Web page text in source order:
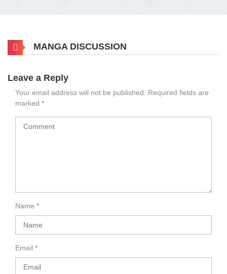
MANGA DISCUSSION
Leave a Reply
Your email address will not be published. Required fields are
marked *
Name *
Email *